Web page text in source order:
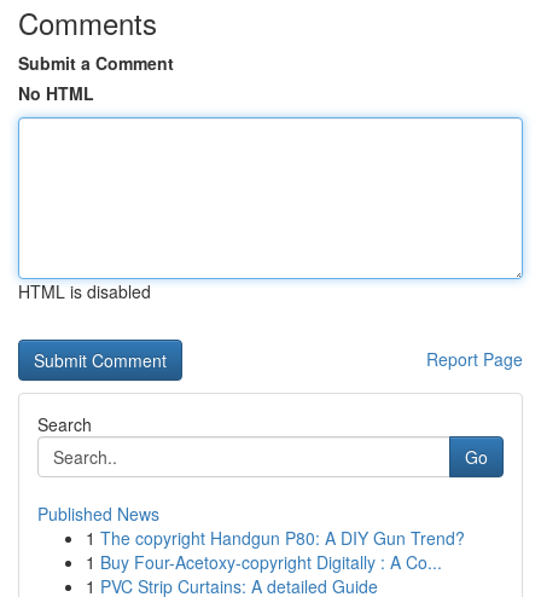
Comments
Submit a Comment
No HTML
HTML is disabled
Report Page
Search
Go
Published News
1 The copyright Handgun P80: A DIY Gun Trend?
1 Buy Four-Acetoxy-copyright Digitally : A Co...
1 PVC Strip Curtains: A detailed Guide